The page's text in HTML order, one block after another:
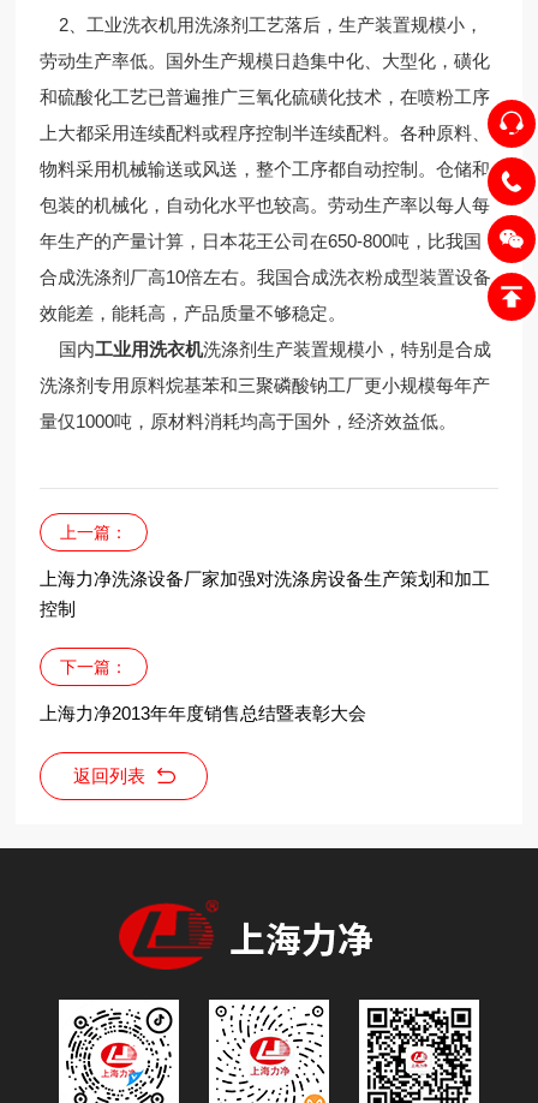
2、工业洗衣机用洗涤剂工艺落后，生产装置规模小，
劳动生产率低。国外生产规模日趋集中化、大型化，磺化
和硫酸化工艺已普遍推广三氧化硫磺化技术，在喷粉工序
上大都采用连续配料或程序控制半连续配料。各种原料、
物料采用机械输送或风送，整个工序都自动控制。仓储和
包装的机械化，自动化水平也较高。劳动生产率以每人每
年生产的产量计算，日本花王公司在650-800吨，比我国
合成洗涤剂厂高10倍左右。我国合成洗衣粉成型装置设备
效能差，能耗高，产品质量不够稳定。
国内工业用洗衣机洗涤剂生产装置规模小，特别是合成
洗涤剂专用原料烷基苯和三聚磷酸钠工厂更小规模每年产
量仅1000吨，原材料消耗均高于国外，经济效益低。
上一篇：
上海力净洗涤设备厂家加强对洗涤房设备生产策划和加工
控制
下一篇：
上海力净2013年年度销售总结暨表彰大会
返回列表